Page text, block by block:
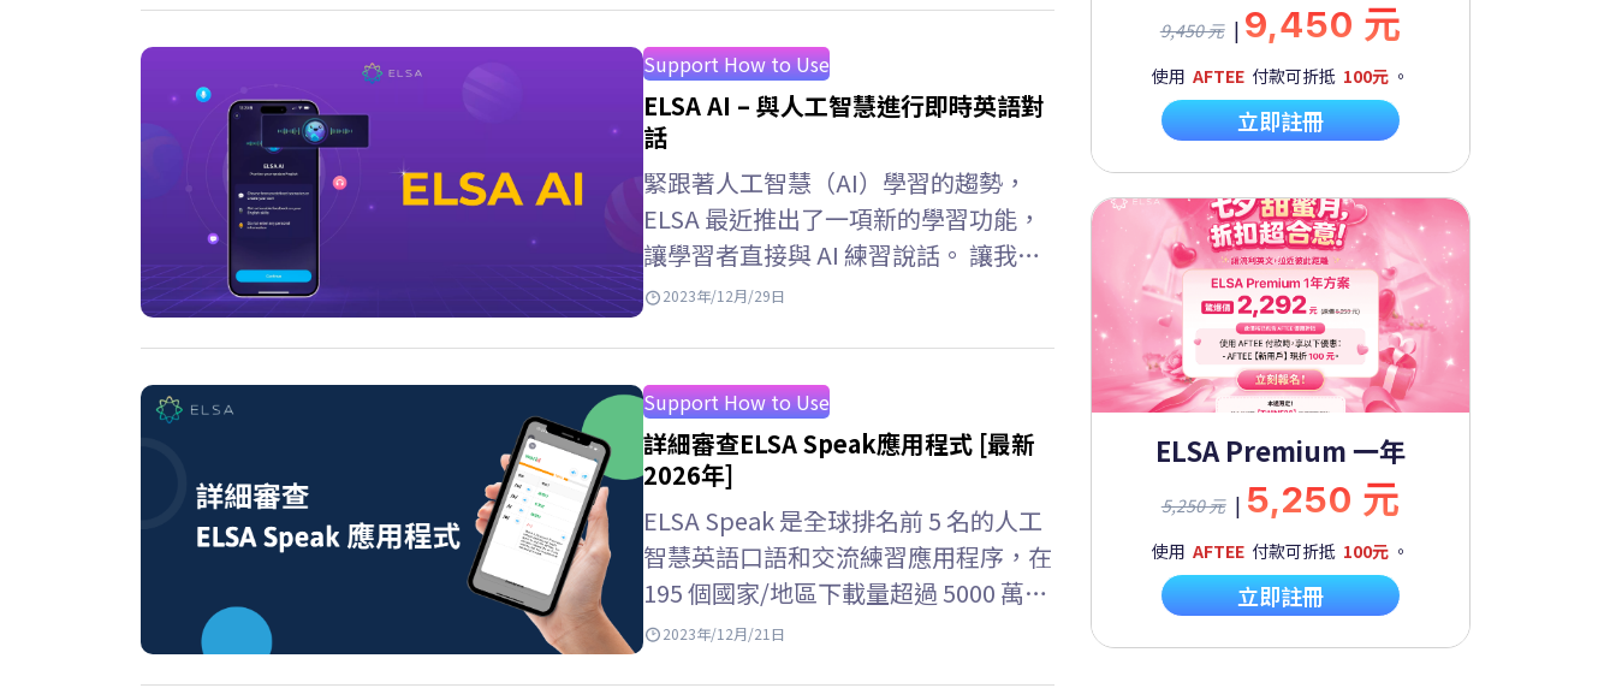
ELSA Speak –…
Support How to Use
ELSA AI – 與人工智慧進行即時英語對
話
緊跟著人工智慧（AI）學習的趨勢，
ELSA 最近推出了一項新的學習功能，
讓學習者直接與 AI 練習說話。 讓我們
透過下面的文章來詳細了解這些功能
2023年/12月/29日
Support How to Use
詳細審查ELSA Speak應用程式 [最新
2026年]
ELSA Speak 是全球排名前 5 名的人工
智慧英語口語和交流練習應用程序，在
195 個國家/地區下載量超過 5000 萬
次。 然而，許多人仍然對ELSA…
2023年/12月/21日
9,450 元 | 9,450 元
使用 AFTEE 付款可折抵 100元 。
立即註冊
ELSA Premium 一年
5,250 元 | 5,250 元
使用 AFTEE 付款可折抵 100元 。
立即註冊